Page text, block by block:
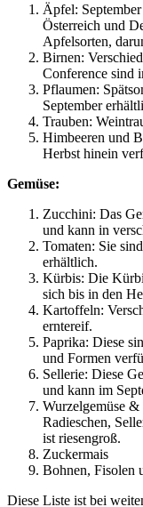
Äpfel:
Österreich und
Apfelsorten,
Birnen:
Conference sind
Pflaumen:
September
Trauben:
Himbeeren und
Herbst hinein
Gemüse:
Zucchini: Das
und kann in
Tomaten: Sie
erhältlich.
Kürbis: Die
sich bis in den
Kartoffeln:
erntereif.
Paprika: Diese
und Formen
Sellerie: Diese
und kann im
Wurzelgemüse
Radieschen,
ist riesengroß.
Zuckermais
Bohnen, Fisolen
Diese Liste ist bei